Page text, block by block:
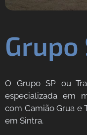
Grupo
O Grupo SP ou
especializada em
com Camião Grua e
em Sintra.